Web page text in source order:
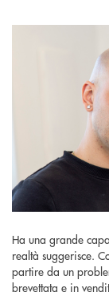
Ha una grande
realtà suggerisce.
partire da un
brevettata e in